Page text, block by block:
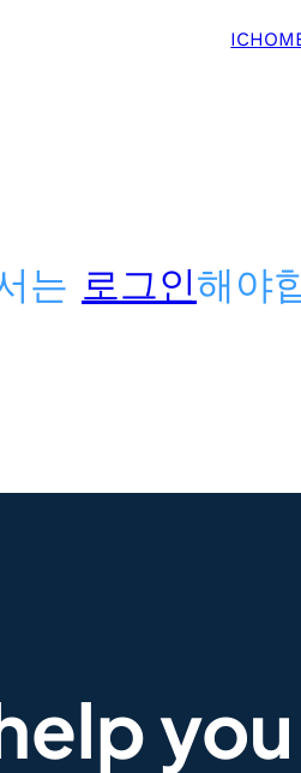
는 로그인해야